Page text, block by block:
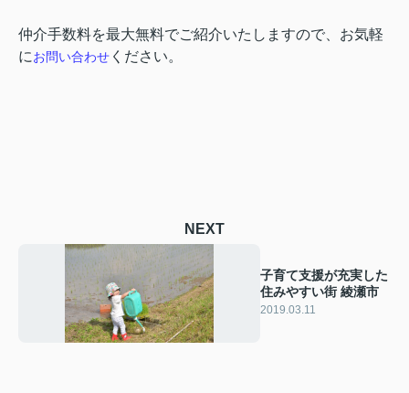
仲介手数料を最大無料でご紹介いたしますので、お気軽
にお問い合わせ ください。
NEXT
子育て支援が充実した
住みやすい街 綾瀬市
2019.03.11